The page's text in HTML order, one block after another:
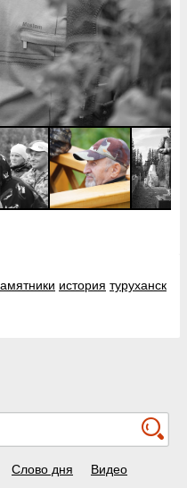
история туруханск
Слово дня Видео